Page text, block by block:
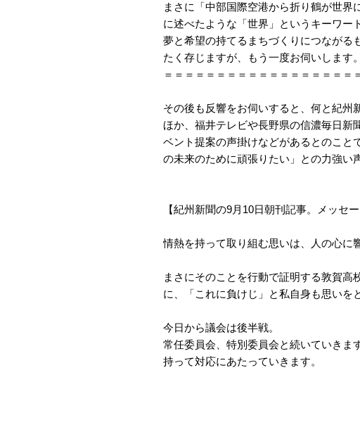
まさに「中部国際空港から折り鶴が世
に述べたような「世界」というキーワー
夢と希望の持てるまちづくりにつながる
たく存じますが、もう一度お伺いします。
＝＝＝＝＝＝＝＝＝＝＝＝＝＝＝＝＝＝
その後も反響をお伺いすると、何と紀州
ほか、福井テレビや長野県の信濃毎日新
ベント提案の声掛けなどがあるとのこと
の未来のために頑張りたい」との力強い
【紀州新聞の9月10日朝刊記事。メッセ
情熱を持って取り組む思いは、人の心に
まさにそのことを行動で証明する敦賀高
に、「これに負けじ」と私自身も思いを
今日から議会は後半戦。
常任委員会、特別委員会と続いていきま
持って対応にあたっていきます。